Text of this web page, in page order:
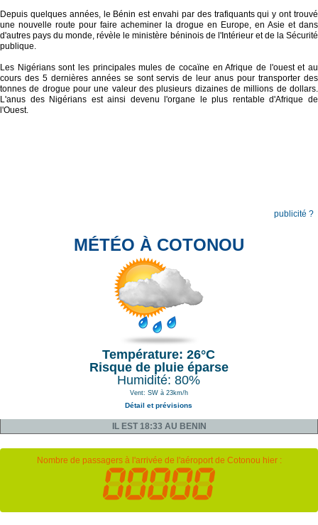
Depuis quelques années, le Bénin est envahi par des trafiquants qui y ont trouvé
une nouvelle route pour faire acheminer la drogue en Europe, en Asie et dans
d'autres pays du monde, révèle le ministère béninois de l'Intérieur et de la Sécurité
publique.
Les Nigérians sont les principales mules de cocaïne en Afrique de l'ouest et au
cours des 5 dernières années se sont servis de leur anus pour transporter des
tonnes de drogue pour une valeur des plusieurs dizaines de millions de dollars.
L'anus des Nigérians est ainsi devenu l'organe le plus rentable d'Afrique de
l'Ouest.
publicité ?
MÉTÉO À COTONOU
Température: 26°C
Risque de pluie éparse
Humidité: 80%
Vent: SW à 23km/h
Détail et prévisions
IL EST 18:33 AU BENIN
Nombre de passagers à l'arrivée de l'aéroport de Cotonou hier :